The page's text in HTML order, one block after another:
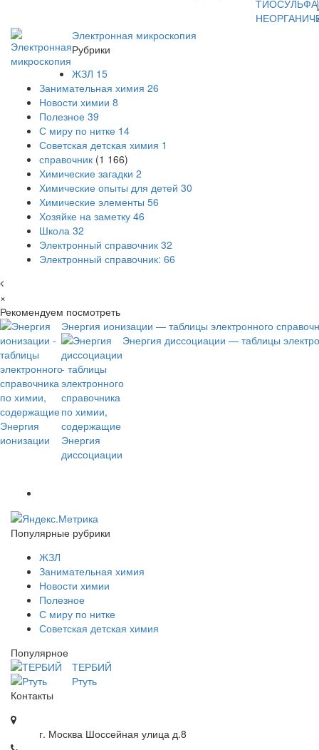
Электронная микроскопия
Рубрики
ЖЗЛ 15
Занимательная химия 26
Новости химии 8
Полезное 39
С миру по нитке 14
Советская детская химия 1
справочник (1 166)
Химические загадки 2
Химические опыты для детей 30
Химические элементы 56
Хозяйке на заметку 46
Школа 32
Электронный справочник 32
Электронный справочник: 66
×
Рекомендуем посмотреть
Энергия ионизации — таблицы электронного
Энергия диссоциации — таблицы
Популярные рубрики
ЖЗЛ
Занимательная химия
Новости химии
Полезное
С миру по нитке
Советская детская химия
Популярное
ТЕРБИЙ
Ртуть
Контакты
г. Москва Шоссейная улица д.8